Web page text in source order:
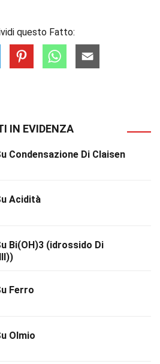
questo Fatto:
IN EVIDENZA
Condensazione Di Claisen
Acidità
Bi(OH)3 (idrossido Di
Ferro
Olmio